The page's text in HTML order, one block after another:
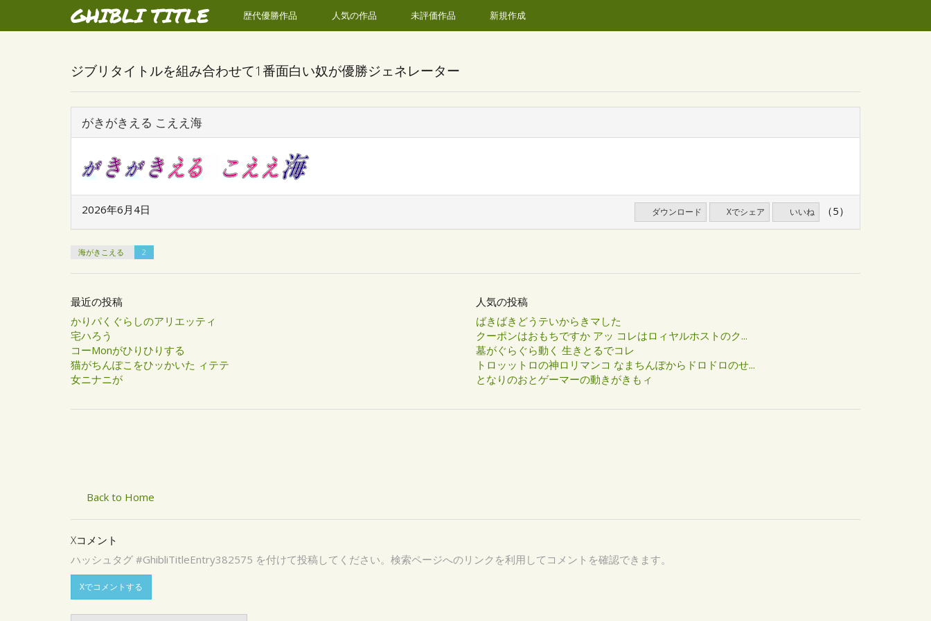
GHIBLI TITLE 歴代優勝作品 人気の作品 未評価作品 新規作成
ジブリタイトルを組み合わせて1番面白い奴が優勝ジェネレーター
がきがきえる こええ海
2026年6月4日 ダウンロード Xでシェア いいね （5）
海がきこえる 2
最近の投稿
かりパくぐらしのアリエッティ
宅ハろう
コーMonがひりひりする
猫がちんぽこをひッかいた ィテテ
女ニナニが
人気の投稿
ばきばきどうテいからきマした
クーポンはおもちですか アッ コレはロィヤルホストのク...
墓がぐらぐら動く 生きとるでコレ
トロッットロの神ロリマンコ なまちんぽからドロドロのせ...
となりのおとゲーマーの動きがきもィ
Back to Home
Xコメント
ハッシュタグ #GhibliTitleEntry382575 を付けて投稿してください。検索ページへのリンクを利用してコメントを確認できます。
Xでコメントする